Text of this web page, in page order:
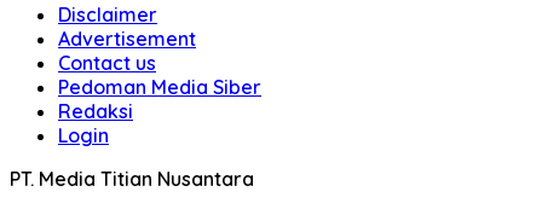
Disclaimer
Advertisement
Contact us
Pedoman Media Siber
Redaksi
Login
PT. Media Titian Nusantara